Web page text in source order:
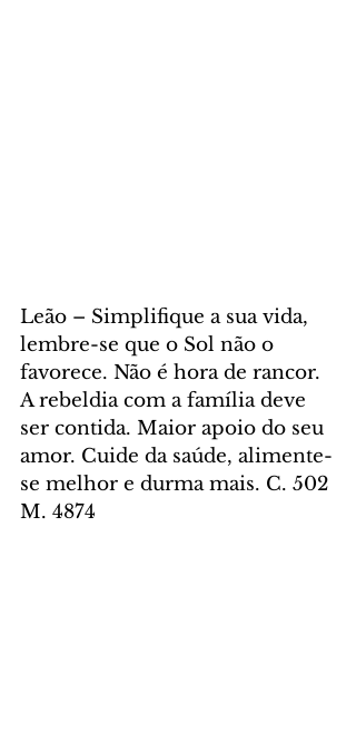
Leão – Simplifique a sua vida,
lembre-se que o Sol não o
favorece. Não é hora de rancor.
A rebeldia com a família deve
ser contida. Maior apoio do seu
amor. Cuide da saúde, alimente-
se melhor e durma mais. C. 502
M. 4874